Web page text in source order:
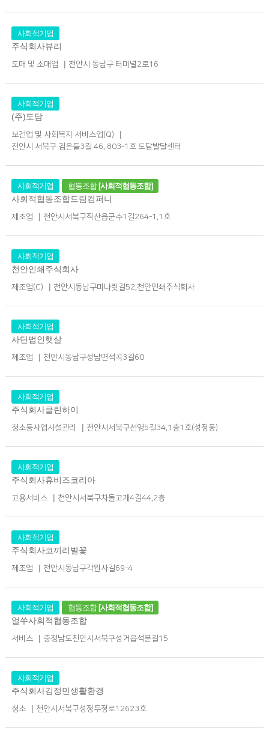
사회적기업
주식회사뷰리
도매 및 소매업 | 천안시 동남구 터미널2로16
사회적기업
(주)도담
보건업 및 사회복지 서비스업(Q) |
천안시 서북구 검은들3길 46, 803-1호 도담발달센터
사회적기업 협동조합 [사회적협동조합]
사회적협동조합드림컴퍼니
제조업 | 천안시서북구직산읍군수1길264-1,1호
사회적기업
천안인쇄주식회사
제조업(C) | 천안시동남구미나릿길52,천안인쇄주식회사
사회적기업
사단법인햇살
제조업 | 천안시동남구성남면석곡3길60
사회적기업
주식회사클린하이
청소등사업시설관리 | 천안시서북구선영5길34,1층1호(성정동)
사회적기업
주식회사휴비즈코리아
고용서비스 | 천안시서북구차돌고개4길44,2층
사회적기업
주식회사코끼리별꽃
제조업 | 천안시동남구각원사길69-4
사회적기업 협동조합 [사회적협동조합]
얼쑤사회적협동조합
서비스 | 충청남도천안시서북구성거읍석문길15
사회적기업
주식회사김정민생활환경
청소 | 천안시서북구성정두정로12623호